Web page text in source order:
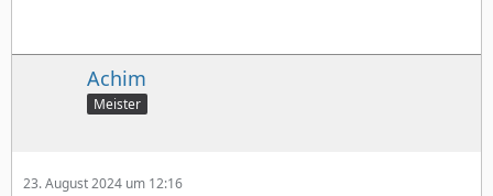
Achim
Meister
23. August 2024 um 12:16